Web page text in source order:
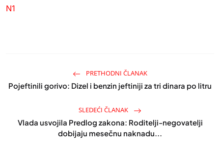
N1
PRETHODNI ČLANAK
Pojeftinili gorivo: Dizel i benzin jeftiniji za tri dinara po litru
SLEDEĆI ČLANAK
Vlada usvojila Predlog zakona: Roditelji-negovatelji
dobijaju mesečnu naknadu...